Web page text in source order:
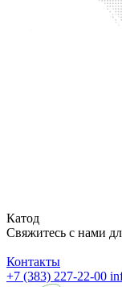
Катод
Свяжитесь с нами
Контакты
+7 (383) 227-22-00